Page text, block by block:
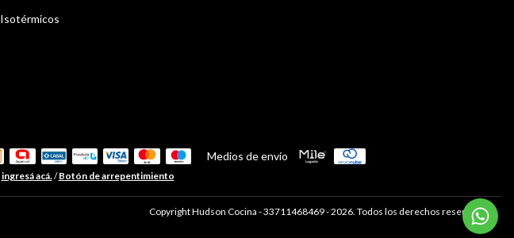
Isotérmicos
Medios de envío
ingresá acá./ Botón de arrepentimiento
Copyright Hudson Cocina - 33711468469 - 2026. Todos los derechos reservados.